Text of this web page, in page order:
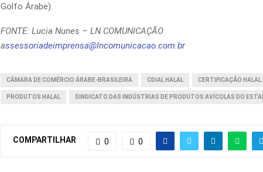
Golfo Árabe).
FONTE: Lucia Nunes – LN COMUNICAÇÃO
assessoriadeimprensa@lncomunicacao.com.br
CÂMARA DE COMÉRCIO ÁRABE-BRASILEIRA CDIAL HALAL CERTIFICAÇÃO HALAL
PRODUTOS HALAL SINDICATO DAS INDÚSTRIAS DE PRODUTOS AVÍCOLAS DO
COMPARTILHAR 0 0